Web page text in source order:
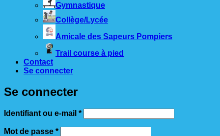
Gymnastique
Collège/Lycée
Amicale des Sapeurs Pompiers
Trail course à pied
Contact
Se connecter
Se connecter
Identifiant ou e-mail *Obligatoire
Mot de passe *Obligatoire